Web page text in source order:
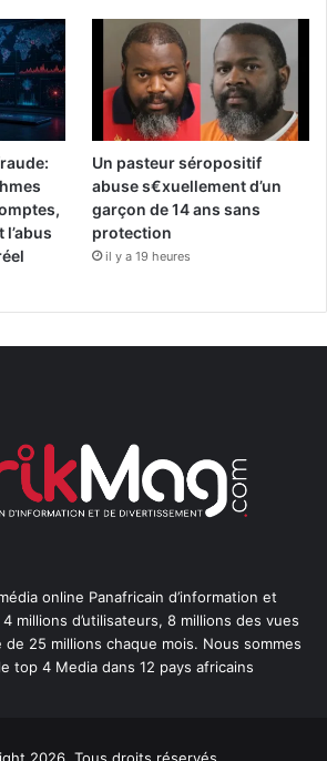
Un pasteur séropositif
abuse s€xuellement d’un
garçon de 14 ans sans
protection
il y a 19 heures
online Panafricain d’information et
millions d’utilisateurs, 8 millions des vues
25 millions chaque mois. Nous sommes
top 4 Media dans 12 pays africains